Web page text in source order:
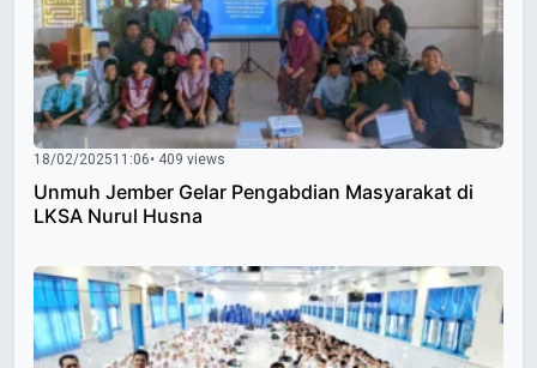
18/02/202511:06• 409 views
Unmuh Jember Gelar Pengabdian Masyarakat di
LKSA Nurul Husna